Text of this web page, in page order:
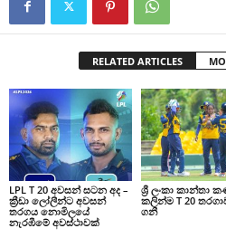
RELATED ARTICLES
LPL T 20 අවසන් සටන අද –
ක්‍රීඩා ලෝලීන්ට අවසන්
තරගය නොමිලයේ
නැරඹීමේ අවස්ථාවක්
ශ්‍රී ලංකා කාන්තා
කලින්ම T 20
ගනී